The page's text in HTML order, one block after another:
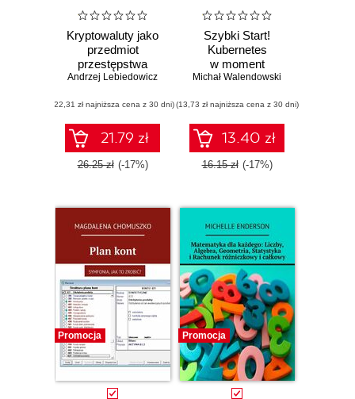
Kryptowaluty jako
przedmiot
przestępstwa
Andrzej Lebiedowicz
(22,31 zł najniższa cena z 30 dni)
21.79 zł
26.25 zł (-17%)
Szybki Start!
Kubernetes
w moment
Michał Walendowski
(13,73 zł najniższa cena z 30 dni)
13.40 zł
16.15 zł (-17%)
Promocja Promocja